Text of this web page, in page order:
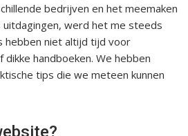
bedrijven en het meemaken
uitdagingen, werd het me steeds
hebben niet altijd tijd voor
handboeken. We hebben
tips die we meteen kunnen